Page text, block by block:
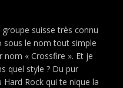
suisse très connu
sous le nom tout simple
nom « Crossfire ». Et je
quel style ? Du pur
Hard Rock qui te nique la